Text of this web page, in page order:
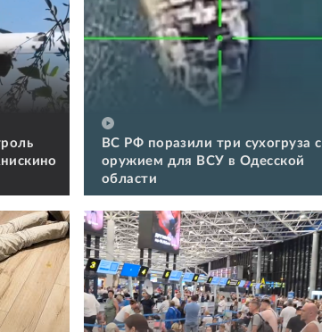
ВС РФ поразили три сухогруза с
оружием для ВСУ в Одесской
области